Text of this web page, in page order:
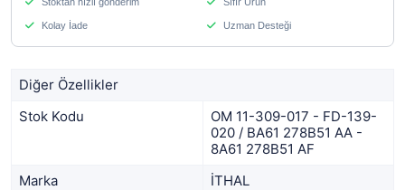
Kolay İade Uzman Desteği
Diğer Özellikler
Stok Kodu
OM 11-309-017 - FD-139-
020 / BA61 278B51 AA -
8A61 278B51 AF
Marka
İTHAL